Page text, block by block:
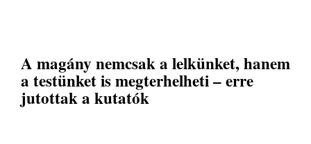
A magány nemcsak a lelkünket, hanem
a testünket is megterhelheti – erre
jutottak a kutatók